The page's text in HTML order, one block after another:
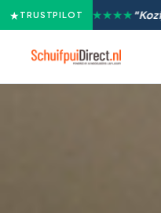
★TRUSTPILOT
afgesproken. Netjes en